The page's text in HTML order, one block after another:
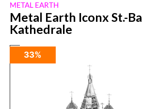
METAL EARTH
Metal Earth Iconx St.-
Kathedrale
33%